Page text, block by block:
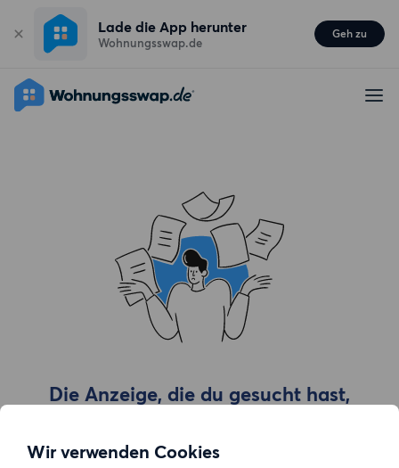
Wir verwenden Cookies
Lade die App herunter
Wohnungsswap.de
Geh zu
Die Anzeige, die du gesucht hast,